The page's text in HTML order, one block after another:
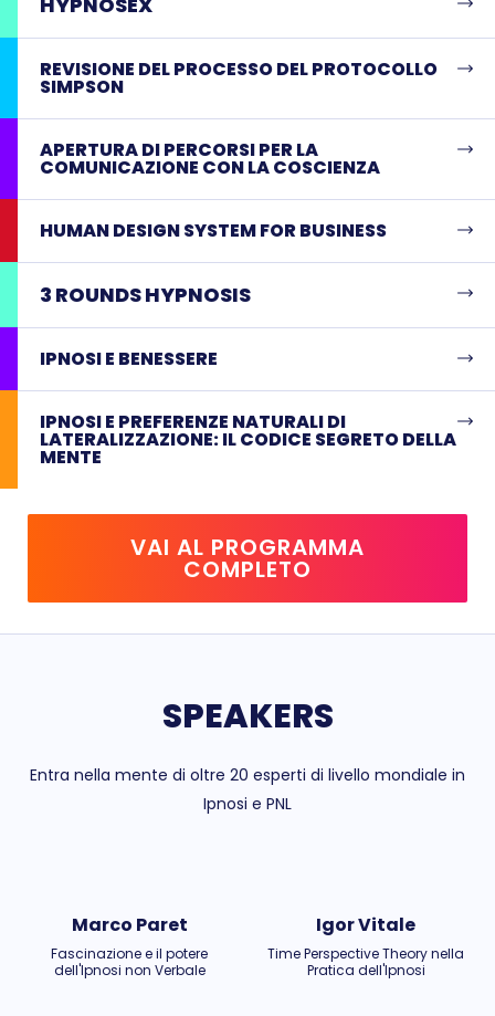
REVISIONE DEL PROCESSO DEL PROTOCOLLO
SIMPSON
APERTURA DI PERCORSI PER LA
COMUNICAZIONE CON LA COSCIENZA
HUMAN DESIGN SYSTEM FOR BUSINESS
3 ROUNDS HYPNOSIS
IPNOSI E BENESSERE
IPNOSI E PREFERENZE NATURALI DI
LATERALIZZAZIONE: IL CODICE SEGRETO DELLA
MENTE
VAI AL PROGRAMMA
COMPLETO
SPEAKERS
Entra nella mente di oltre 20 esperti di livello mondiale in
Ipnosi e PNL
Marco Paret
Fascinazione e il potere
dell'Ipnosi non Verbale
Igor Vitale
Time Perspective Theory nella
Pratica dell'Ipnosi